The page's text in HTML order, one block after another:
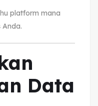
platform mana
Anda.
Data